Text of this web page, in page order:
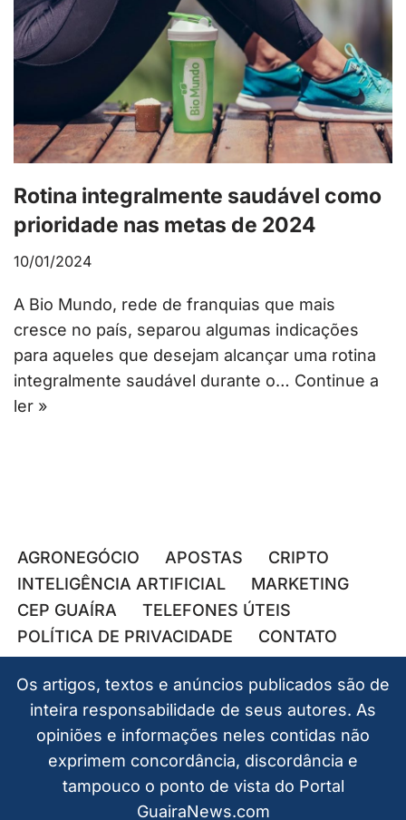
Rotina integralmente saudável como
prioridade nas metas de 2024
10/01/2024
A Bio Mundo, rede de franquias que mais
cresce no país, separou algumas indicações
para aqueles que desejam alcançar uma rotina
integralmente saudável durante o… Continue a
ler »
AGRONEGÓCIO APOSTAS
CRIPTO
INTELIGÊNCIA ARTIFICIAL
MARKETING
CEP GUAÍRA
TELEFONES ÚTEIS
POLÍTICA DE PRIVACIDADE
CONTATO
Os artigos, textos e anúncios publicados são de
inteira responsabilidade de seus autores. As
opiniões e informações neles contidas não
exprimem concordância, discordância e
tampouco o ponto de vista do Portal
GuairaNews.com